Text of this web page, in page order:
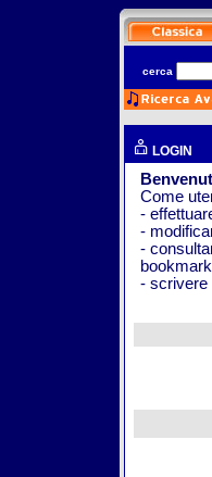
cerca
LOGIN
Come
-
-
-
- scrivere